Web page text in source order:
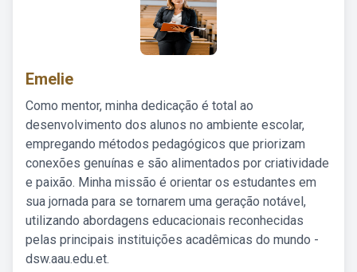
Emelie
Como mentor, minha dedicação é total ao
desenvolvimento dos alunos no ambiente escolar,
empregando métodos pedagógicos que priorizam
conexões genuínas e são alimentados por criatividade
e paixão. Minha missão é orientar os estudantes em
sua jornada para se tornarem uma geração notável,
utilizando abordagens educacionais reconhecidas
pelas principais instituições acadêmicas do mundo -
dsw.aau.edu.et.